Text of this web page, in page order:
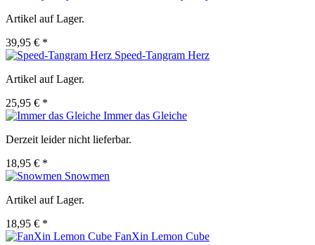
Artikel auf Lager.
39,95 € *
Speed-Tangram Herz
Artikel auf Lager.
25,95 € *
Immer das Gleiche
Derzeit leider nicht lieferbar.
18,95 € *
Snowmen
Artikel auf Lager.
18,95 € *
FanXin Lemon Cube